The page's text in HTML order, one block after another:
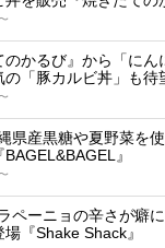
のかるび』から「に
の「豚カルビ丼」も待
県産黒糖や夏野菜を
』
ペーニョの辛さが癖
『Shake Shack』